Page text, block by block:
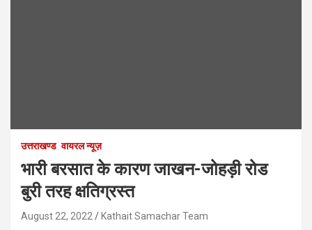
उत्तराखण्ड वायरल न्यूज़
भारी बरसात के कारण जाखन-जोहड़ी रोड
बुरी तरह क्षतिग्रस्त
August 22, 2022 Kathait Samachar Team